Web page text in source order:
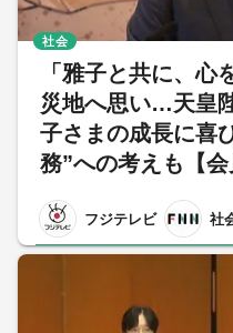
「雅子と共に、心
災地へ思い…天皇
子さまの成長に喜
務”への考えも【会
フジテレビ 社
社会